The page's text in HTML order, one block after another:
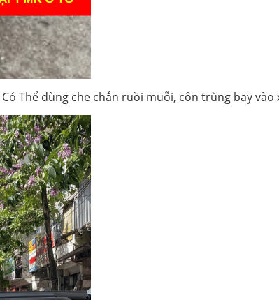
Thể dùng che chắn ruồi muỗi, côn trùng bay vào